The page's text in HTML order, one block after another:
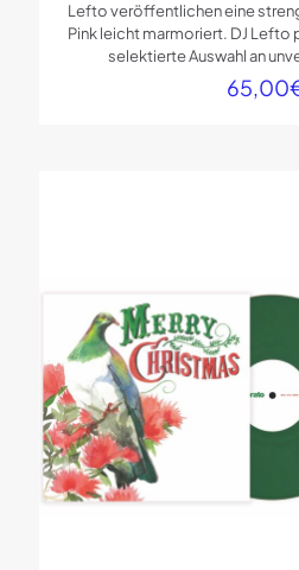
Lefto veröffentlichen eine
Pink leicht marmoriert. DJ Lefto
selektierte Auswahl an
65,00